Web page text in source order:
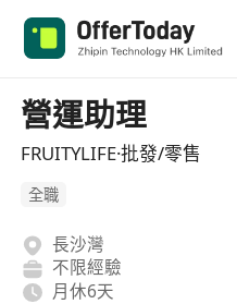
營運助理
FRUITYLIFE·批發/零售
全職
長沙灣
不限經驗
月休6天